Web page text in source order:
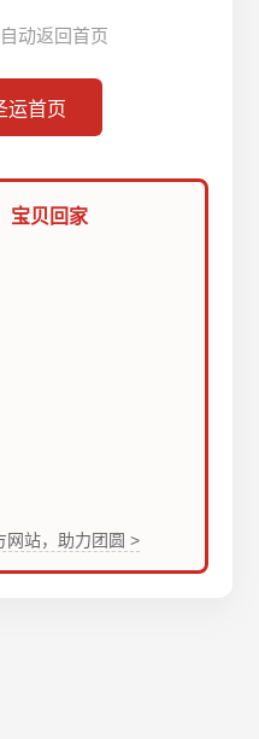
动返回首页
运首页
宝贝回家
网站，助力团圆 >